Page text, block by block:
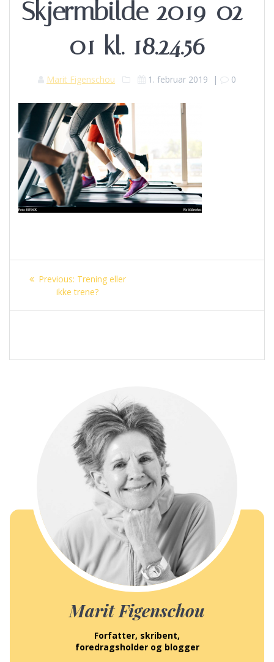
Skjermbilde 2019-02-
01 kl. 18.24.56
Marit Figenschou 1. februar 2019 | 0
Innleggsnavigasjon
Previous: Previous
post:
Trening eller
ikke trene?
Marit Figenschou
Forfatter, skribent,
foredragsholder og blogger